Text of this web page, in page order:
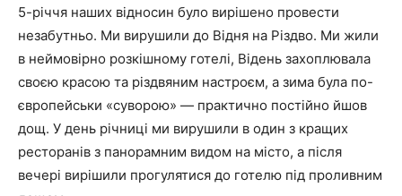
5-річчя наших відносин було вирішено провести
незабутньо. Ми вирушили до Відня на Різдво. Ми жили
в неймовірно розкішному готелі, Відень захоплювала
своєю красою та різдвяним настроєм, а зима була по-
європейськи «суворою» — практично постійно йшов
дощ. У день річниці ми вирушили в один з кращих
ресторанів з панорамним видом на місто, а після
вечері вирішили прогулятися до готелю під проливним